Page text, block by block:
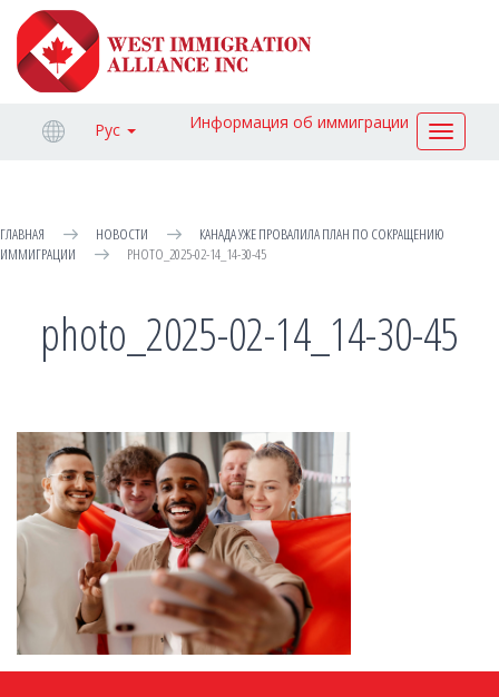
Toggle
Информация об иммиграции
Рус
ГЛАВНАЯ НОВОСТИ
КАНАДА УЖЕ ПРОВАЛИЛА ПЛАН ПО СОКРАЩЕНИЮ
ИММИГРАЦИИ
PHOTO_2025-02-14_14-30-45
photo_2025-02-14_14-30-45